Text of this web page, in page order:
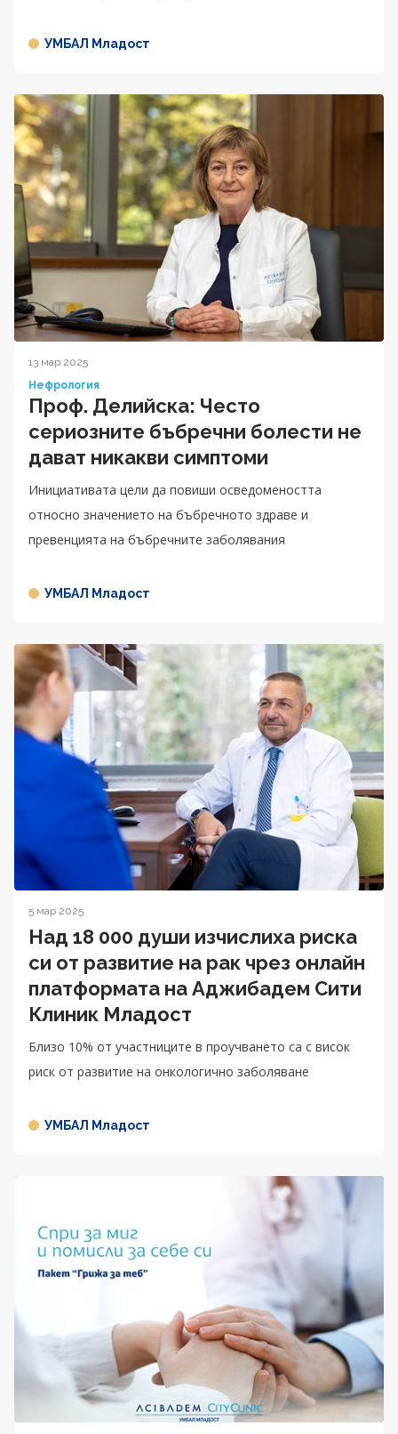
УМБАЛ Младост
13 мар 2025
Нефрология
Проф. Делийска: Често
сериозните бъбречни болести не
дават никакви симптоми
Инициативата цели да повиши осведомеността
относно значението на бъбречното здраве и
превенцията на бъбречните заболявания
УМБАЛ Младост
5 мар 2025
Над 18 000 души изчислиха риска
си от развитие на рак чрез онлайн
платформата на Аджибадем Сити
Клиник Младост
Близо 10% от участниците в проучването са с висок
риск от развитие на онкологично заболяване
УМБАЛ Младост